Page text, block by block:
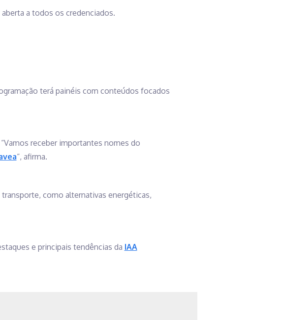
a todos os credenciados.
terá painéis com conteúdos focados
receber importantes nomes do
“, afirma.
como alternativas energéticas,
e principais tendências da IAA